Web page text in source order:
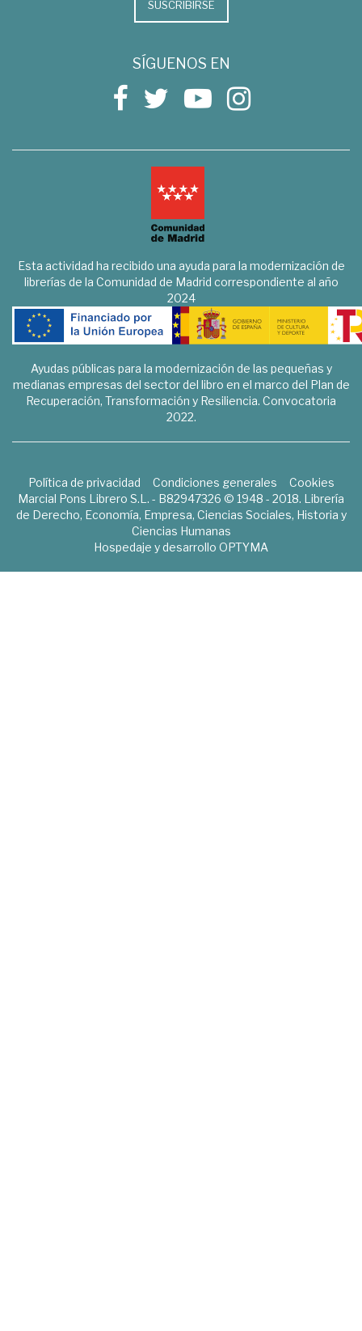
SUSCRIBIRSE
SÍGUENOS EN
Esta actividad ha recibido una ayuda para la modernización de
librerías de la Comunidad de Madrid correspondiente al año
2024
Ayudas públicas para la modernización de las pequeñas y
medianas empresas del sector del libro en el marco del Plan de
Recuperación, Transformación y Resiliencia. Convocatoria
2022.
Política de privacidad Condiciones generales
Cookies
Marcial Pons Librero S.L. - B82947326 © 1948 - 2018. Librería
de Derecho, Economía, Empresa, Ciencias Sociales, Historia y
Ciencias Humanas
Hospedaje y desarrollo OPTYMA